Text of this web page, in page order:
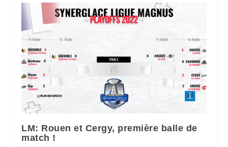
LM: Rouen et Cergy, première balle de
match !